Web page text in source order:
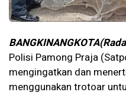
Polisi Pamong Praja
mengingatkan dan
menggunakan trotoar